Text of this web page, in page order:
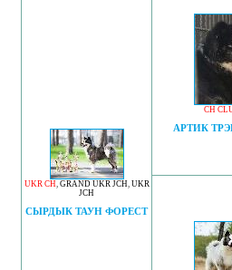
UKR CH, GRAND UKR JCH, UKR
JCH
СЫРДЫК ТАУН ФОРЕСТ
CH
АРТИК